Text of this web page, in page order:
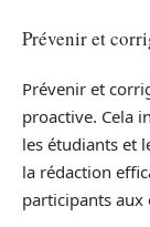
Prévenir et
Prévenir et
proactive. Cela
les étudiants et
la rédaction
participants